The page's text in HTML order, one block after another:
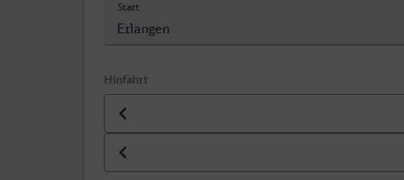
Start
Hinfahrt
Datum der Hinfahrt
Uhrzeit der Hinfahrt